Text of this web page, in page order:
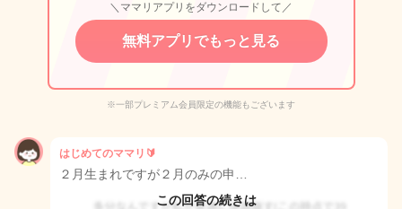
＼ママリアプリをダウンロードして／
無料アプリでもっと見る
※一部プレミアム会員限定の機能もございます
はじめてのママリ🔰
２月生まれですが２月のみの申…
この回答の続きは